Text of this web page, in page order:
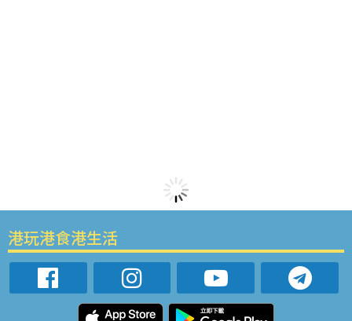
港玩港食港生活